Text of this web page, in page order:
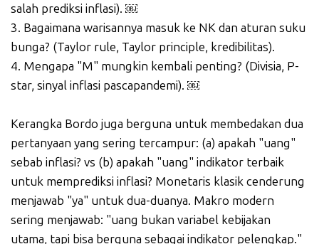
salah prediksi inflasi). ￼
3. Bagaimana warisannya masuk ke NK dan aturan suku
bunga? (Taylor rule, Taylor principle, kredibilitas).
4. Mengapa "M" mungkin kembali penting? (Divisia, P-
star, sinyal inflasi pascapandemi). ￼
Kerangka Bordo juga berguna untuk membedakan dua
pertanyaan yang sering tercampur: (a) apakah "uang"
sebab inflasi? vs (b) apakah "uang" indikator terbaik
untuk memprediksi inflasi? Monetaris klasik cenderung
menjawab "ya" untuk dua-duanya. Makro modern
sering menjawab: "uang bukan variabel kebijakan
utama, tapi bisa berguna sebagai indikator pelengkap."